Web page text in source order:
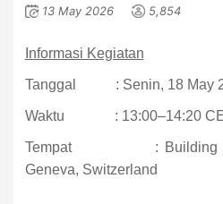
13 May 2026 5,854
Informasi Kegiatan
Tanggal : Senin, 18 May
Waktu : 13:00–14:20
Tempat
: Building
Geneva, Switzerland